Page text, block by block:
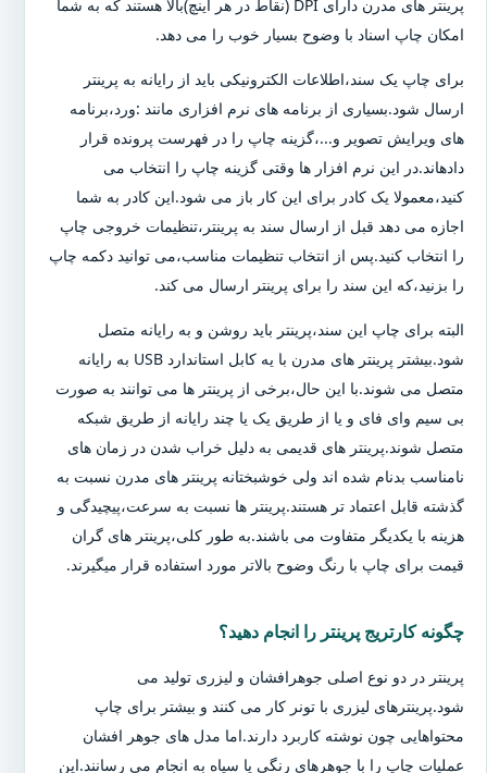
پرینتر های مدرن دارای DPI (نقاط در هر اینچ)بالا هستند که به شما
امکان چاپ اسناد با وضوح بسیار خوب را می دهد.
برای چاپ یک سند،اطلاعات الکترونیکی باید از رایانه به پرینتر
ارسال شود.بسیاری از برنامه های نرم افزاری مانند :ورد،برنامه
های ویرایش تصویر و...،گزینه چاپ را در فهرست پرونده قرار
دادهاند.در این نرم افزار ها وقتی گزینه چاپ را انتخاب می
کنید،معمولا یک کادر برای این کار باز می شود.این کادر به شما
اجازه می دهد قبل از ارسال سند به پرینتر،تنظیمات خروجی چاپ
را انتخاب کنید.پس از انتخاب تنظیمات مناسب،می توانید دکمه چاپ
را بزنید،که این سند را برای پرینتر ارسال می کند.
البته برای چاپ این سند،پرینتر باید روشن و به رایانه متصل
شود.بیشتر پرینتر های مدرن با یه کابل استاندارد USB به رایانه
متصل می شوند.با این حال،برخی از پرینتر ها می توانند به صورت
بی سیم وای فای و یا از طریق یک یا چند رایانه از طریق شبکه
متصل شوند.پرینتر های قدیمی به دلیل خراب شدن در زمان های
نامناسب بدنام شده اند ولی خوشبختانه پرینتر های مدرن نسبت به
گذشته قابل اعتماد تر هستند.پرینتر ها نسبت به سرعت،پیچیدگی و
هزینه با یکدیگر متفاوت می باشند.به طور کلی،پرینتر های گران
قیمت برای چاپ با رنگ وضوح بالاتر مورد استفاده قرار میگیرند.
چگونه کارتریج پرینتر را انجام دهید؟
پرینتر در دو نوع اصلی جوهرافشان و لیزری تولید می
شود.پرینترهای لیزری با تونر کار می کنند و بیشتر برای چاپ
محتواهایی چون نوشته کاربرد دارند.اما مدل های جوهر افشان
عملیات چاپ را با جوهرهای رنگی یا سیاه به انجام می رسانند.این